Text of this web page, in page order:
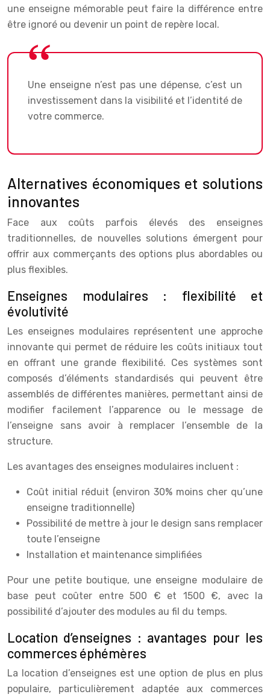
une enseigne mémorable peut faire la différence entre
être ignoré ou devenir un point de repère local.
Une enseigne n’est pas une dépense, c’est un
investissement dans la visibilité et l’identité de
votre commerce.
Alternatives économiques et solutions
innovantes
Face aux coûts parfois élevés des enseignes
traditionnelles, de nouvelles solutions émergent pour
offrir aux commerçants des options plus abordables ou
plus flexibles.
Enseignes modulaires : flexibilité et
évolutivité
Les enseignes modulaires représentent une approche
innovante qui permet de réduire les coûts initiaux tout
en offrant une grande flexibilité. Ces systèmes sont
composés d’éléments standardisés qui peuvent être
assemblés de différentes manières, permettant ainsi de
modifier facilement l’apparence ou le message de
l’enseigne sans avoir à remplacer l’ensemble de la
structure.
Les avantages des enseignes modulaires incluent :
Coût initial réduit (environ 30% moins cher qu’une
enseigne traditionnelle)
Possibilité de mettre à jour le design sans remplacer
toute l’enseigne
Installation et maintenance simplifiées
Pour une petite boutique, une enseigne modulaire de
base peut coûter entre 500 € et 1500 €, avec la
possibilité d’ajouter des modules au fil du temps.
Location d’enseignes : avantages pour les
commerces éphémères
La location d’enseignes est une option de plus en plus
populaire, particulièrement adaptée aux commerces